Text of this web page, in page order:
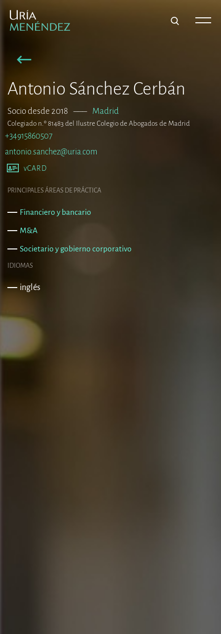
Antonio Sánchez Cerbán
Socio desde 2018 ––– Madrid
Colegiado n.º 81483 del Ilustre Colegio de Abogados de Madrid
+34915860507
antonio.sanchez@uria.com
vCARD
PRINCIPALES ÁREAS DE PRÁCTICA
Financiero y bancario
M&A
Societario y gobierno corporativo
IDIOMAS
inglés